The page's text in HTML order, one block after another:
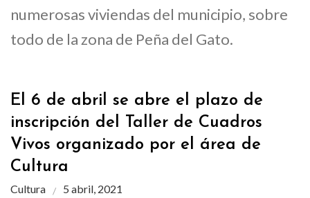
numerosas viviendas del municipio, sobre
todo de la zona de Peña del Gato.
El 6 de abril se abre el plazo de
inscripción del Taller de Cuadros
Vivos organizado por el área de
Cultura
Cultura 5 abril, 2021